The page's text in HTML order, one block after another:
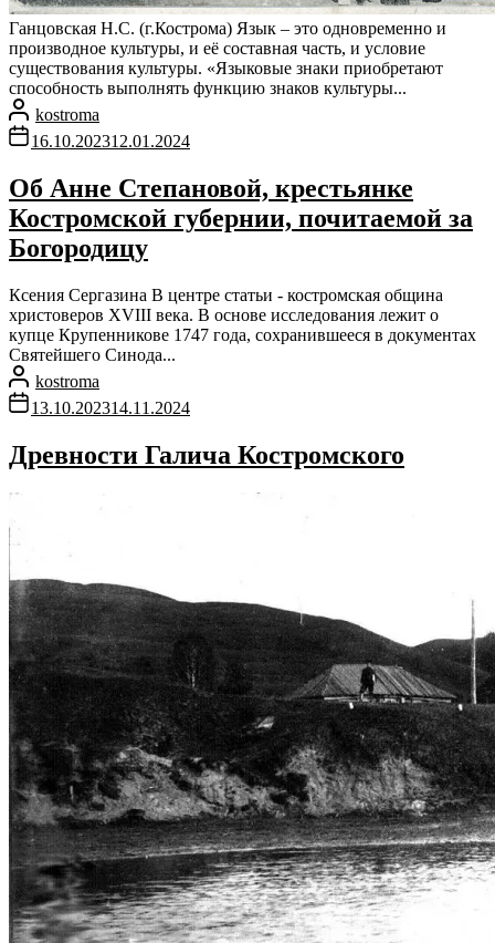
Ганцовская Н.С. (г.Кострома) Язык – это одновременно и
производное культуры, и её составная часть, и условие
существования культуры. «Языковые знаки приобретают
способность выполнять функцию знаков культуры...
kostroma
16.10.202312.01.2024
Об Анне Степановой, крестьянке
Костромской губернии, почитаемой за
Богородицу
Ксения Сергазина В центре статьи - костромская община
христоверов XVIII века. В основе исследования лежит о
купце Крупенникове 1747 года, сохранившееся в документах
Святейшего Синода...
kostroma
13.10.202314.11.2024
Древности Галича Костромского